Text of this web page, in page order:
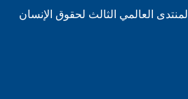
العالمي الثالث لحقوق الإنسان